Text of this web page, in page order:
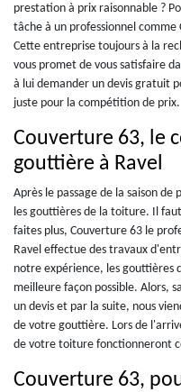
prestation à prix raisonnable ?
tâche à un professionnel comme
Cette entreprise toujours à la
vous promet de vous satisfaire
à lui demander un devis gratuit
juste pour la compétition de prix.
Couverture 63, le
gouttière à Ravel
Après le passage de la saison
les gouttières de la toiture. Il
faites plus, Couverture 63 le
Ravel effectue des travaux
notre expérience, les
meilleure façon possible. Alors,
un devis et par la suite, nous
de votre gouttière. Lors de
de votre toiture fonctionneront
Couverture 63,